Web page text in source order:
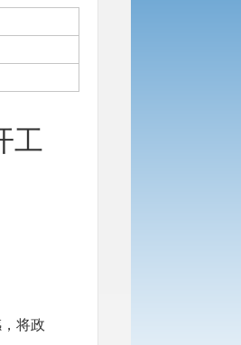
工
将政